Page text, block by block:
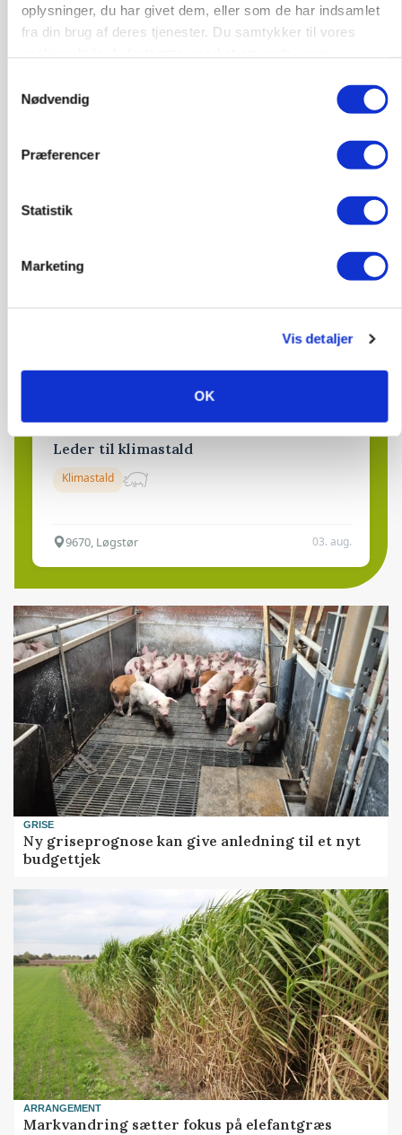
oplysninger, du har givet dem, eller som de har indsamlet
fra din brug af deres tjenester. Du samtykker til vores
Nødvendig
Præferencer
Statistik
Marketing
Vis detaljer
OK
Godstransport
Grise
03. aug.
Leder til klimastald
Klimastald
9670, Løgstør 03. aug.
GRISE
Ny griseprognose kan give anledning til et nyt
budgettjek
ARRANGEMENT
Markvandring sætter fokus på elefantgræs